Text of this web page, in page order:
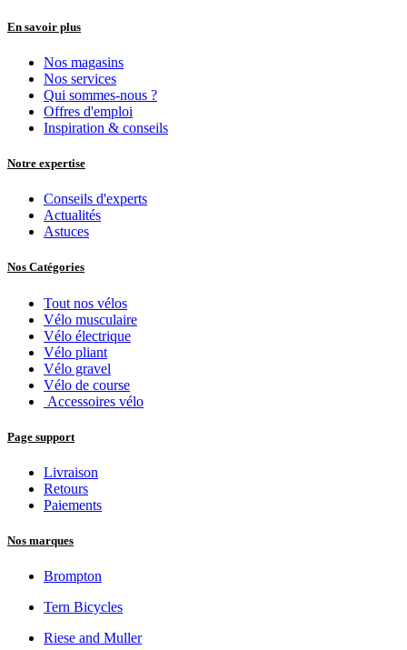
En savoir plus
Nos magasins
Nos services
Qui sommes-nous ?
Offres d'emploi
Inspiration & conseils
Notre expertise
Conseils d'experts
Actualités
Astuces
Nos Catégories
Tout nos vélos
Vélo musculaire
Vélo électrique
Vélo pliant
Vélo gravel
Vélo de course
Accessoires vélo
Page support
Livraison
Retours
Paiements
Nos marques
Brompton
Tern Bicycles
Riese and Muller